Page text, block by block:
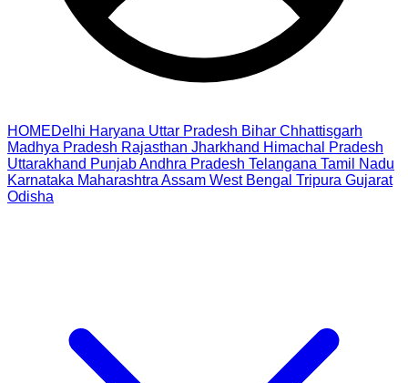
HOMEDelhi Haryana Uttar Pradesh Bihar Chhattisgarh
Madhya Pradesh Rajasthan Jharkhand Himachal Pradesh
Uttarakhand PunjabAndhra Pradesh Telangana Tamil Nadu
Karnataka Maharashtra Assam West Bengal Tripura Gujarat
Odisha